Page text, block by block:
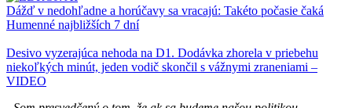
Dážď v nedohľadne a horúčavy sa vracajú: Takéto počasie čaká
Humenné najbližších 7 dní
Desivo vyzerajúca nehoda na D1. Dodávka zhorela v priebehu
niekoľkých minút, jeden vodič skončil s vážnymi zraneniami –
VIDEO